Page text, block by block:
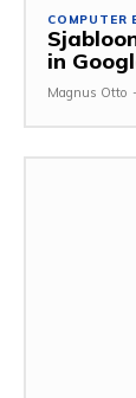
COMPUTER
in
Magnus Otto -